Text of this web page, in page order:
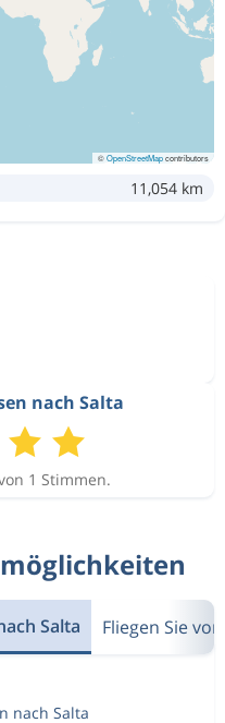
©OpenStreetMapcontributors
11,054 km
nach Salta
1 Stimmen.
Salta Fliegen Sie
nach Salta